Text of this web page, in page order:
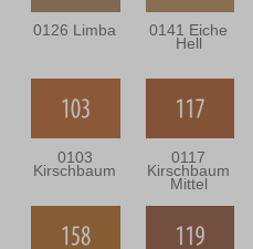
0126 Limba 0141 Eiche
Hell
0103
Kirschbaum
0117
Kirschbaum
Mittel